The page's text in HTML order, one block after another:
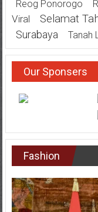
Reog Ponorogo
Viral
Selamat
Surabaya
Tanah
Our Sponsers
Fashion